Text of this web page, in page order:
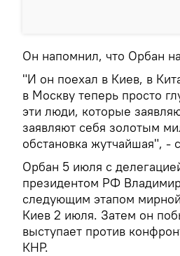
Он напомнил, что Орбан
"И он поехал в Киев, в
в Москву теперь просто
эти люди, которые
заявляют себя золотым
обстановка жутчайшая", -
Орбан 5 июля с
президентом РФ
следующим этапом
Киев 2 июля. Затем он
выступает против
КНР.